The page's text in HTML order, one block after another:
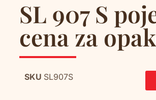
SL 907 S
cena za
SKU SL907S